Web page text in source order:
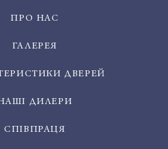
ПРО НАС
ГАЛЕРЕЯ
ДВЕРЕЙ
ДИЛЕРИ
СПІВПРАЦЯ